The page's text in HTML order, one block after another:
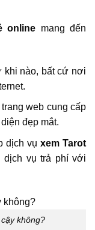
online mang đến
khi nào, bất cứ nơi
web cung cấp
đẹp mắt.
dịch vụxem Tarot
dịch vụ trả phí với
không?